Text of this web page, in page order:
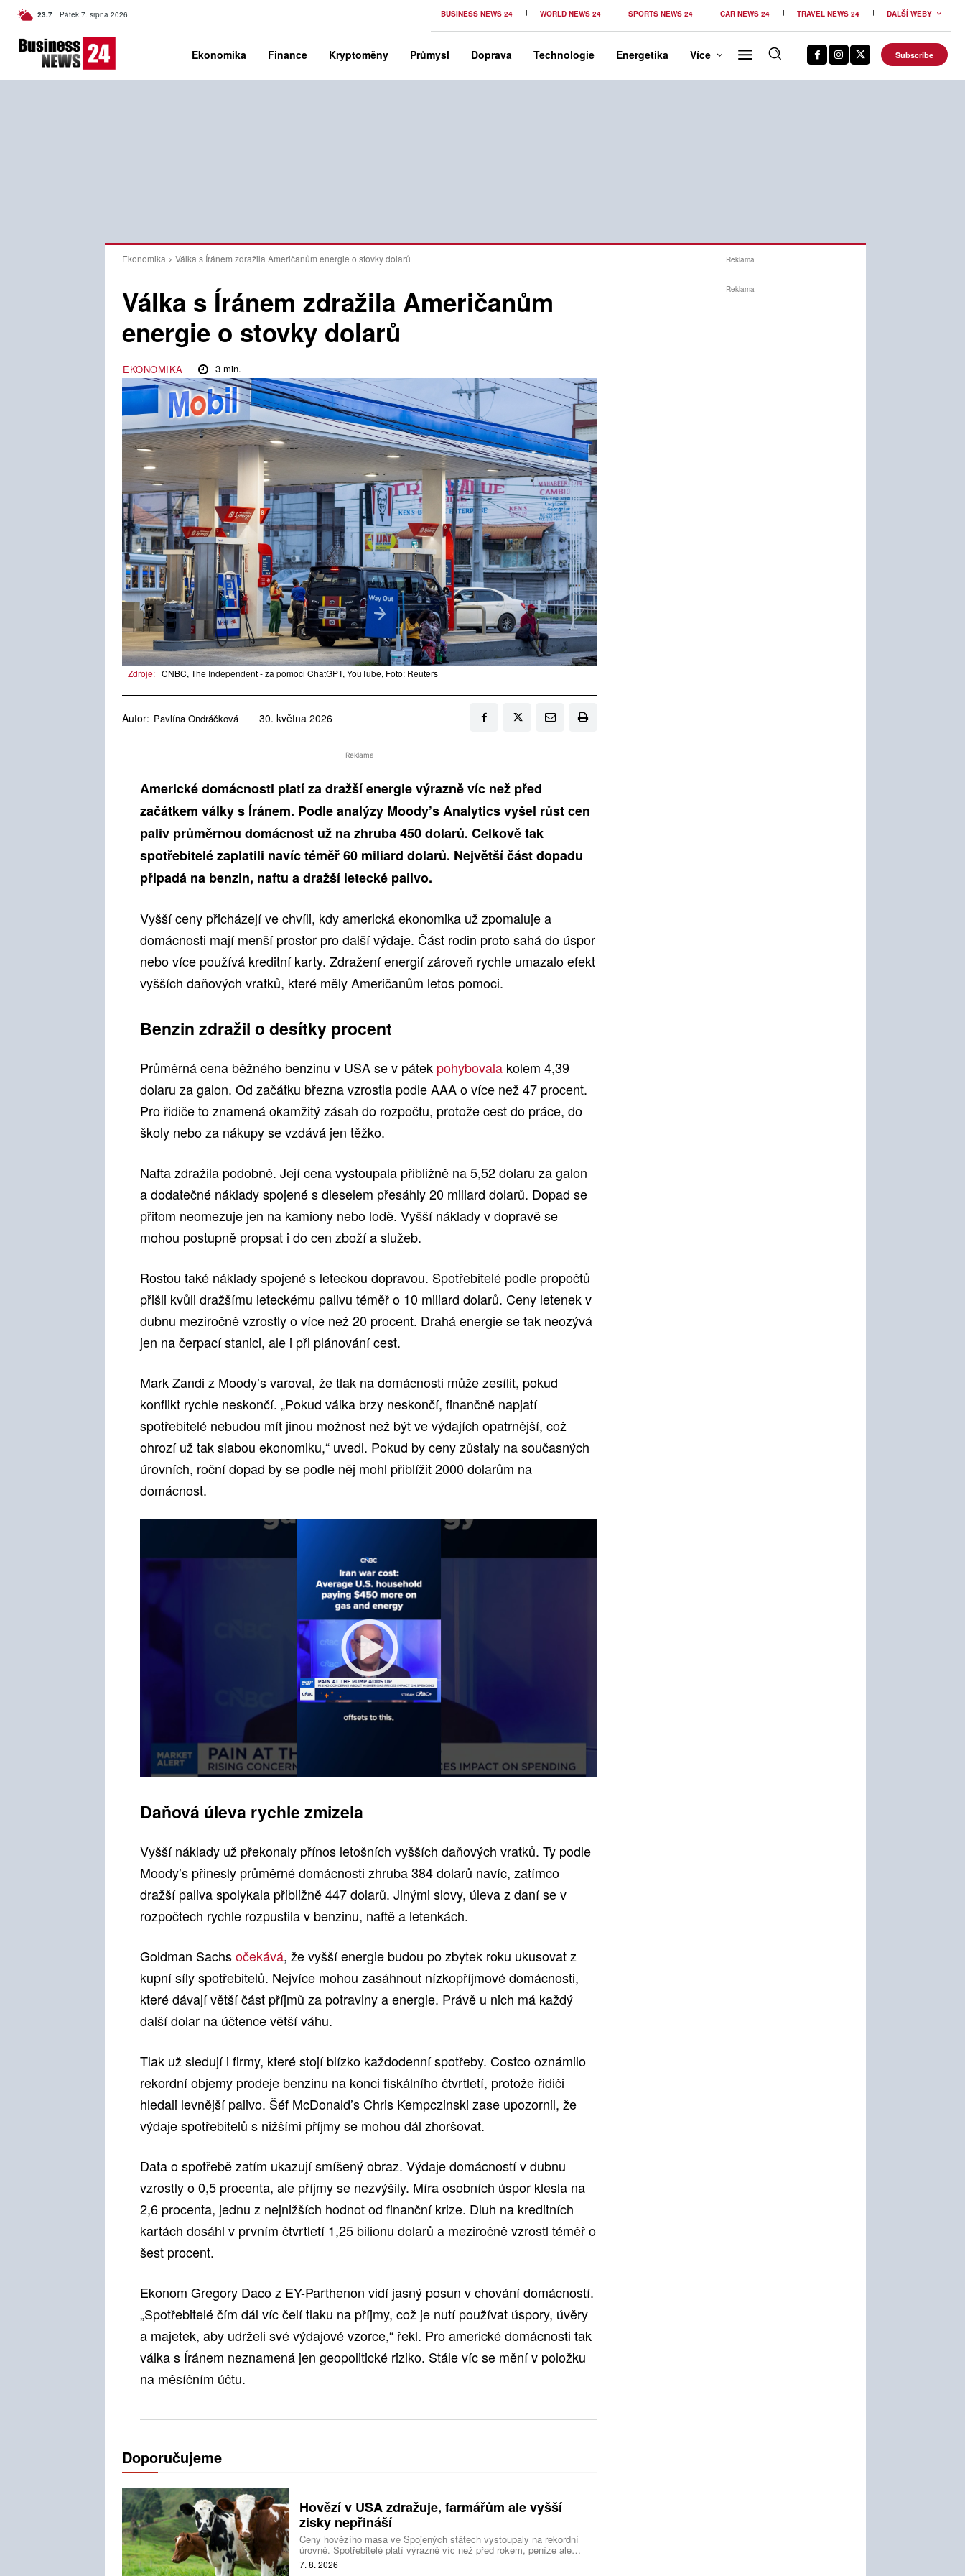
23.7 C Czech
Pátek 7. srpna 2026 BUSINESS NEWS 24 WORLD NEWS 24 SPORTS NEWS 24 CAR NEWS 24 TRAVEL NEWS 24 DALŠÍ WEBY
Ekonomika Finance Kryptoměny Průmysl Doprava Technologie Energetika Více Subscribe
Ekonomika Válka s Íránem zdražila Američanům energie o stovky dolarů
Válka s Íránem zdražila Američanům
energie o stovky dolarů
EKONOMIKA 3min.
Zdroje: CNBC, The Independent - za pomoci ChatGPT, YouTube, Foto: Reuters
Autor: Pavlína Ondráčková 30. května 2026
Reklama
Americké domácnosti platí za dražší energie výrazně víc než před
začátkem války s Íránem. Podle analýzy Moody’s Analytics vyšel růst cen
paliv průměrnou domácnost už na zhruba 450 dolarů. Celkově tak
spotřebitelé zaplatili navíc téměř 60 miliard dolarů. Největší část dopadu
připadá na benzin, naftu a dražší letecké palivo.
Vyšší ceny přicházejí ve chvíli, kdy americká ekonomika už zpomaluje a
domácnosti mají menší prostor pro další výdaje. Část rodin proto sahá do úspor
nebo více používá kreditní karty. Zdražení energií zároveň rychle umazalo efekt
vyšších daňových vratků, které měly Američanům letos pomoci.
Benzin zdražil o desítky procent
Průměrná cena běžného benzinu v USA se v pátek pohybovala kolem 4,39
dolaru za galon. Od začátku března vzrostla podle AAA o více než 47 procent.
Pro řidiče to znamená okamžitý zásah do rozpočtu, protože cest do práce, do
školy nebo za nákupy se vzdává jen těžko.
Nafta zdražila podobně. Její cena vystoupala přibližně na 5,52 dolaru za galon
a dodatečné náklady spojené s dieselem přesáhly 20 miliard dolarů. Dopad se
přitom neomezuje jen na kamiony nebo lodě. Vyšší náklady v dopravě se
mohou postupně propsat i do cen zboží a služeb.
Rostou také náklady spojené s leteckou dopravou. Spotřebitelé podle propočtů
přišli kvůli dražšímu leteckému palivu téměř o 10 miliard dolarů. Ceny letenek v
dubnu meziročně vzrostly o více než 20 procent. Drahá energie se tak neozývá
jen na čerpací stanici, ale i při plánování cest.
Mark Zandi z Moody’s varoval, že tlak na domácnosti může zesílit, pokud
konflikt rychle neskončí. „Pokud válka brzy neskončí, finančně napjatí
spotřebitelé nebudou mít jinou možnost než být ve výdajích opatrnější, což
ohrozí už tak slabou ekonomiku,“ uvedl. Pokud by ceny zůstaly na současných
úrovních, roční dopad by se podle něj mohl přiblížit 2000 dolarům na
domácnost.
Daňová úleva rychle zmizela
Vyšší náklady už překonaly přínos letošních vyšších daňových vratků. Ty podle
Moody’s přinesly průměrné domácnosti zhruba 384 dolarů navíc, zatímco
dražší paliva spolykala přibližně 447 dolarů. Jinými slovy, úleva z daní se v
rozpočtech rychle rozpustila v benzinu, naftě a letenkách.
Goldman Sachsočekává, že vyšší energie budou po zbytek roku ukusovat z
kupní síly spotřebitelů. Nejvíce mohou zasáhnout nízkopříjmové domácnosti,
které dávají větší část příjmů za potraviny a energie. Právě u nich má každý
další dolar na účtence větší váhu.
Tlak už sledují i firmy, které stojí blízko každodenní spotřeby. Costco oznámilo
rekordní objemy prodeje benzinu na konci fiskálního čtvrtletí, protože řidiči
hledali levnější palivo. Šéf McDonald’s Chris Kempczinski zase upozornil, že
výdaje spotřebitelů s nižšími příjmy se mohou dál zhoršovat.
Data o spotřebě zatím ukazují smíšený obraz. Výdaje domácností v dubnu
vzrostly o 0,5 procenta, ale příjmy se nezvýšily. Míra osobních úspor klesla na
2,6 procenta, jednu z nejnižších hodnot od finanční krize. Dluh na kreditních
kartách dosáhl v prvním čtvrtletí 1,25 bilionu dolarů a meziročně vzrostl téměř o
šest procent.
Ekonom Gregory Daco z EY-Parthenon vidí jasný posun v chování domácností.
„Spotřebitelé čím dál víc čelí tlaku na příjmy, což je nutí používat úspory, úvěry
a majetek, aby udrželi své výdajové vzorce,“ řekl. Pro americké domácnosti tak
válka s Íránem neznamená jen geopolitické riziko. Stále víc se mění v položku
na měsíčním účtu.
Doporučujeme
Hovězí v USA zdražuje, farmářům ale vyšší
zisky nepřináší
Ceny hovězího masa ve Spojených státech vystoupaly na rekordní
úrovně. Spotřebitelé platí výrazně víc než před rokem, peníze ale
nezůstávají farmářům, zpracovatelům ani restauracím. Celý řetězec
svírají nedostatek dobytka a prudce rostoucí náklady.
7. 8. 2026
Reklama
Reklama